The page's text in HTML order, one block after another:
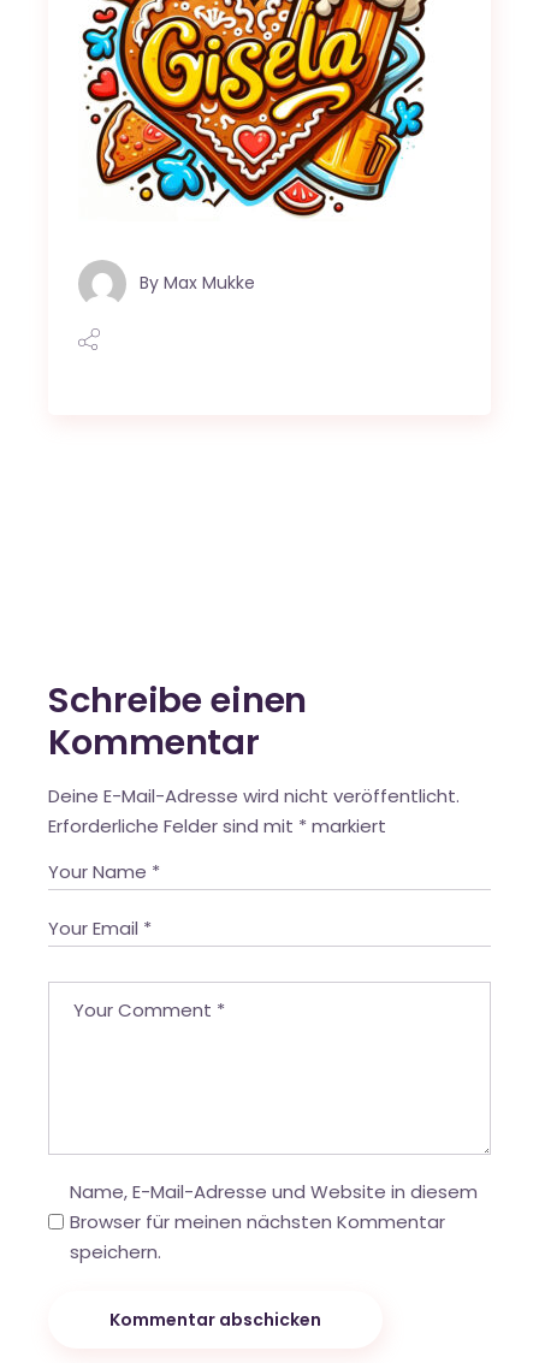
By Max Mukke
Schreibe einen
Kommentar
Deine E-Mail-Adresse wird nicht veröffentlicht.
Erforderliche Felder sind mit * markiert
Name, E-Mail-Adresse und Website in diesem
Browser für meinen nächsten Kommentar
speichern.
Kommentar abschicken